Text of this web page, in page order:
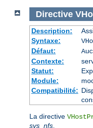
Directive
Description:
Syntaxe:
Défaut:
Contexte:
Statut:
Module:
Compatibilité:
La directive
sys_nfs.